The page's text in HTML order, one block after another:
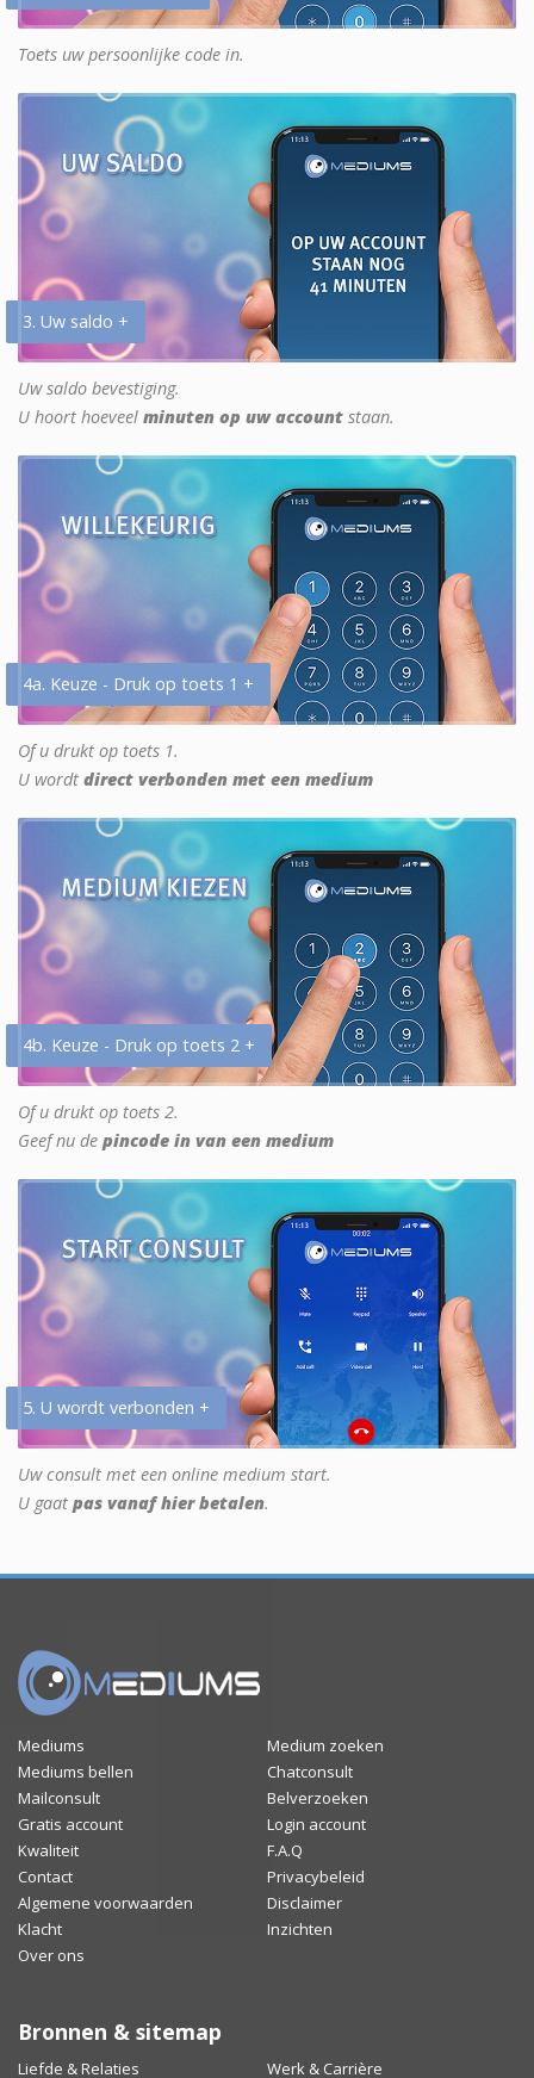
Toets uw persoonlijke code in.
3. Uw saldo +
Uw saldo bevestiging.
U hoort hoeveel minuten op uw account staan.
4a. Keuze - Druk op toets 1 +
Of u drukt op toets 1.
U wordt direct verbonden met een medium
4b. Keuze - Druk op toets 2 +
Of u drukt op toets 2.
Geef nu de pincode in van een medium
5. U wordt verbonden +
Uw consult met een online medium start.
U gaat pas vanaf hier betalen.
Mediums
Medium zoeken
Mediums bellen
Chatconsult
Mailconsult
Belverzoeken
Gratis account
Login account
Kwaliteit
F.A.Q
Contact
Privacybeleid
Algemene voorwaarden
Disclaimer
Klacht
Inzichten
Over ons
Bronnen & sitemap
Liefde & Relaties Werk & Carrière